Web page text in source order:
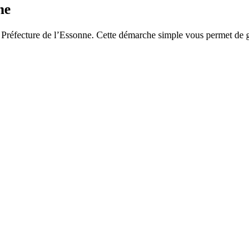
de l’Essonne. Cette démarche simple vous permet de